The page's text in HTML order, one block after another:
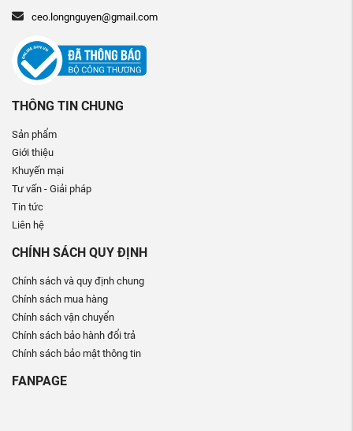
ceo.longnguyen@gmail.com
THÔNG TIN CHUNG
Sản phẩm
Giới thiệu
Khuyến mại
Tư vấn - Giải pháp
Tin tức
Liên hệ
CHÍNH SÁCH QUY ĐỊNH
Chính sách và quy định chung
Chính sách mua hàng
Chính sách vận chuyển
Chính sách bảo hành đổi trả
Chính sách bảo mật thông tin
FANPAGE